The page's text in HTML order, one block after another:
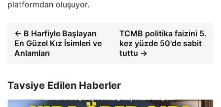
platformdan oluşuyor.
← B Harfiyle Başlayan
En Güzel Kız İsimleri ve
Anlamları
TCMB politika faizini 5.
kez yüzde 50'de sabit
tuttu →
Tavsiye Edilen Haberler